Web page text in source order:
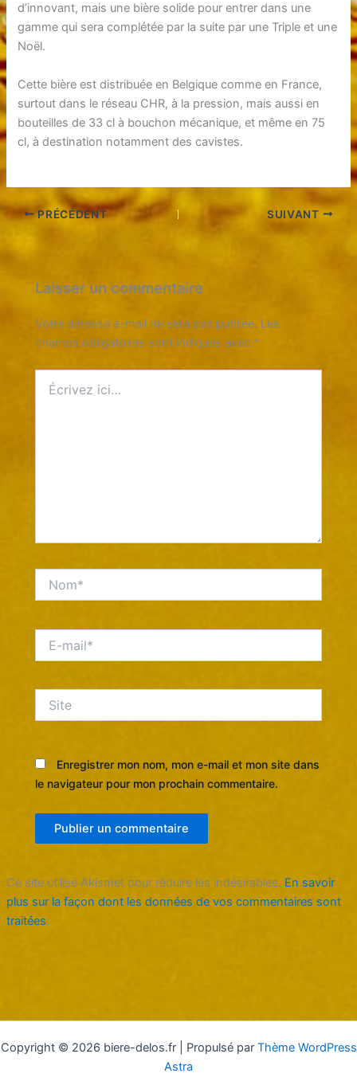
d’innovant, mais une bière solide pour entrer dans une
gamme qui sera complétée par la suite par une Triple et une
Noël.
Cette bière est distribuée en Belgique comme en France,
surtout dans le réseau CHR, à la pression, mais aussi en
bouteilles de 33 cl à bouchon mécanique, et même en 75
cl, à destination notamment des cavistes.
PRÉCÉDENT SUIVANT
Laisser un commentaire
Votre adresse e-mail ne sera pas publiée. Les
champs obligatoires sont indiqués avec *
ici…
mail*
Enregistrer mon nom, mon e-mail et mon site dans
le navigateur pour mon prochain commentaire.
Ce site utilise Akismet pour réduire les indésirables. En savoir
plus sur la façon dont les données de vos commentaires sont
traitées.
Copyright © 2026 biere-delos.fr | Propulsé par Thème WordPress
Astra